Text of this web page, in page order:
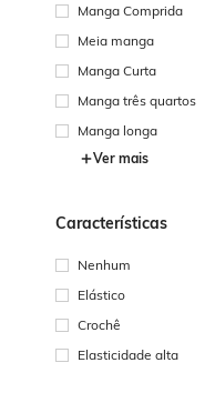
Manga Comprida
Meia manga
Manga Curta
Manga três quartos
Manga longa
Ver mais
Características
Nenhum
Elástico
Crochê
Elasticidade alta